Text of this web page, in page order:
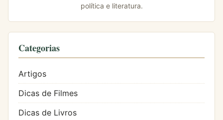
política e literatura.
Categorias
Artigos
Dicas de Filmes
Dicas de Livros